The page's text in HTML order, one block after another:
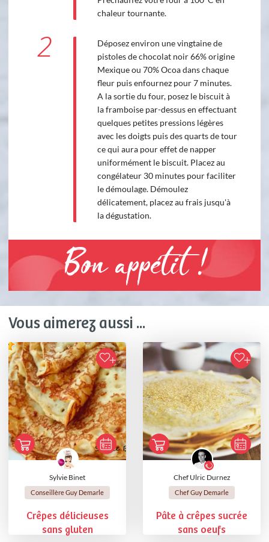
chaleur tournante.
2
Déposez environ une vingtaine de
pistoles de chocolat noir 66% origine
Mexique ou 70% Ocoa dans chaque
fleur puis enfournez pour 7 minutes.
A la sortie du four, posez le biscuit à
la framboise par-dessus en effectuant
quelques petites pressions légères
avec les doigts puis des quarts de tour
ce qui aura pour effet de napper
uniformément le biscuit. Placez au
congélateur 30 minutes pour faciliter
le démoulage. Démoulez
délicatement, placez au frais jusqu'à
la dégustation.
Bon appétit !
Vous aimerez aussi ...
Sylvie Binet
Conseillère Guy Demarle
Crêpes délicieuses
sans gluten
Chef Ulric Durnez
Chef Guy Demarle
Pâte à crêpes sucrée
sans oeufs